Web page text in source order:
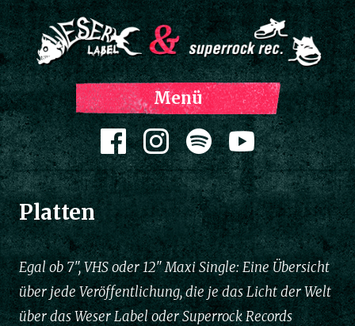
Menü
Zum Inhalt springen
Platten
Egal ob 7", VHS oder 12" Maxi Single: Eine Übersicht
über jede Veröffentlichung, die je das Licht der Welt
über das Weser Label oder Superrock Records